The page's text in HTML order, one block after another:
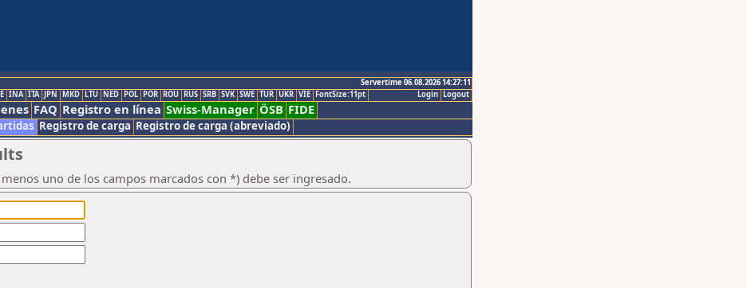
Servertime 06.08.2026 14:27:11
Logout
Login
INA ITA JPN MKD LTU NED POL POR ROU RUS SRB SVK SWE TUR UKR VIE FontSize:11pt
FAQ Registro en línea Swiss-Manager ÖSB FIDE
Registro de carga Registro de carga (abreviado)
uno de los campos marcados con *) debe ser ingresado.